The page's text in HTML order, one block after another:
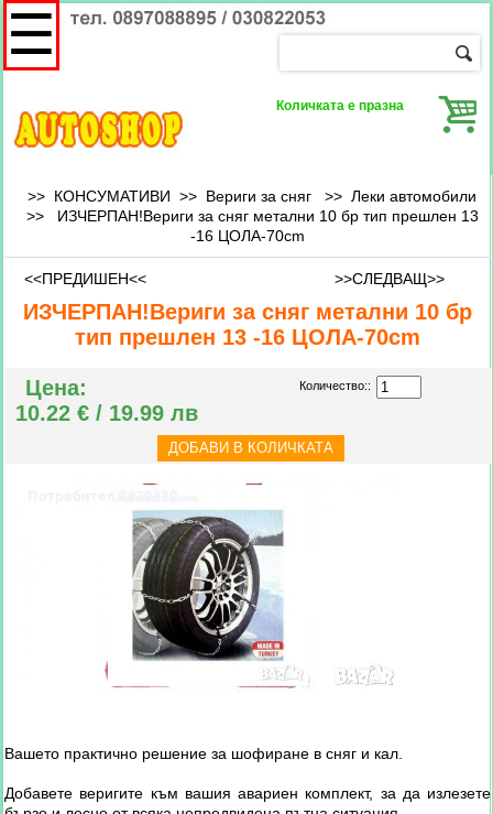
Количката е празна
☰
>> КОНСУМАТИВИ >> Вериги за сняг >> Леки автомобили
>> ИЗЧЕРПАН!Вериги за сняг метални 10 бр тип прешлен 13
-16 ЦОЛА-70cm
<<ПРЕДИШЕН<< >>СЛЕДВАЩ>>
ИЗЧЕРПАН!Вериги за сняг метални 10 бр
тип прешлен 13 -16 ЦОЛА-70cm
Цена:
10.22 € / 19.99 лв
Количество::
Вашето практично решение за шофиране в сняг и кал.
Добавете веригите към вашия авариен комплект, за да излезете